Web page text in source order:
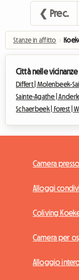
❮ Prec.
Stanze in affitto ›
Città nelle vicinanze
Differt | Molenbeek-
Sainte-Agathe |
Schaerbeek |
Forest |
Camera
Alloggi
Coliving
Camera per
Alloggio